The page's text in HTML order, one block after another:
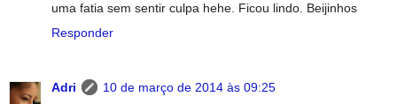
uma fatia sem sentir culpa hehe. Ficou lindo. Beijinhos
Responder
Adri
10 de março de 2014 às 09:25